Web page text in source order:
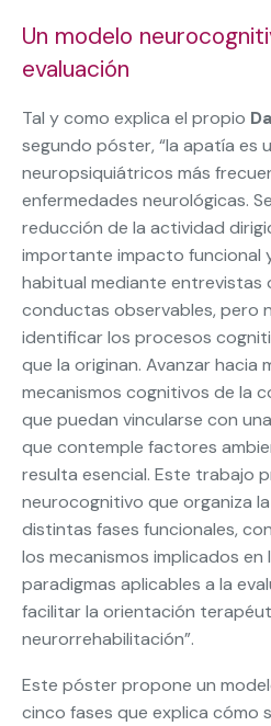
Un modelo
evaluación
Tal y como explica el propio
segundo póster, “la apatía es
neuropsiquiátricos más
enfermedades neurológicas.
reducción de la actividad
importante impacto funcional
habitual mediante entrevistas
conductas observables, pero
identificar los procesos
que la originan. Avanzar hacia
mecanismos cognitivos de la
que puedan vincularse con
que contemple factores
resulta esencial. Este trabajo
neurocognitivo que organiza
distintas fases funcionales,
los mecanismos implicados
paradigmas aplicables a la
facilitar la orientación
neurorrehabilitación”.
Este póster propone un
cinco fases que explica cómo